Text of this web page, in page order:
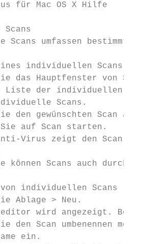
für Mac OS X Hilfe
Scans umfassen bestimmte
individuellen Scans
das Hauptfenster von
Liste der individuellen
Scans.
den gewünschten Scan
auf Scan starten.
Virus zeigt den Scan-
können Scans auch durch
individuellen Scans
Ablage > Neu.
wird angezeigt.
den Scan umbenennen
ein.